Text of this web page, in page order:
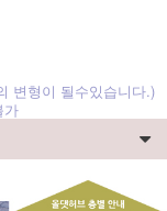
변형이 될수있습니다.)
가